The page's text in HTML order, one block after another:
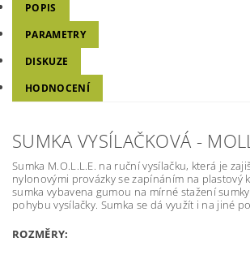
POPIS
PARAMETRY
DISKUZE
HODNOCENÍ
SUMKA VYSÍLAČKOVÁ -
Sumka M.O.L.L.E. na ruční vysílačku, která je
nylonovými provázky se zapínáním na plastový
sumka vybavena gumou na mírné stažení
pohybu vysílačky. Sumka se dá využít i na jiné
ROZMĚRY: